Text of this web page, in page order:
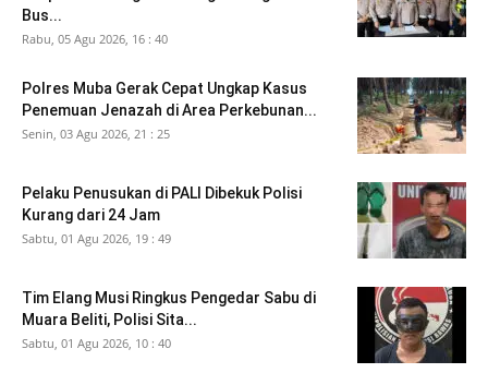
Bus...
Rabu, 05 Agu 2026, 16 : 40
Polres Muba Gerak Cepat Ungkap Kasus
Penemuan Jenazah di Area Perkebunan...
Senin, 03 Agu 2026, 21 : 25
Pelaku Penusukan di PALI Dibekuk Polisi
Kurang dari 24 Jam
Sabtu, 01 Agu 2026, 19 : 49
Tim Elang Musi Ringkus Pengedar Sabu di
Muara Beliti, Polisi Sita...
Sabtu, 01 Agu 2026, 10 : 40